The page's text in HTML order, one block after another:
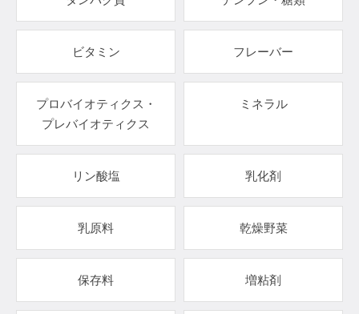
ビタミン フレーバー
プロバイオティクス・
プレバイオティクス
ミネラル
リン酸塩 乳化剤
乳原料 乾燥野菜
保存料 増粘剤